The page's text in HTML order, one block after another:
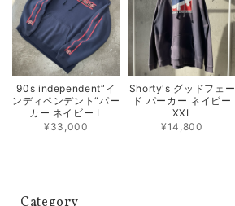
90s independent“イ
ンディペンデント“パー
カー ネイビー L
¥33,000
Shorty's グッドフェー
ド パーカー ネイビー
XXL
¥14,800
Category